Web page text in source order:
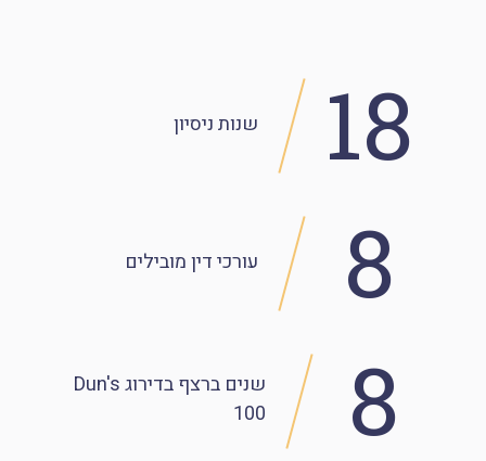
18 שנותניסיון
8 עורכי דין מובילים
8 שנים ברצף
בדירוג Dun's
100